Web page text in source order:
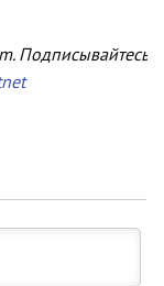
Подписывайтесь